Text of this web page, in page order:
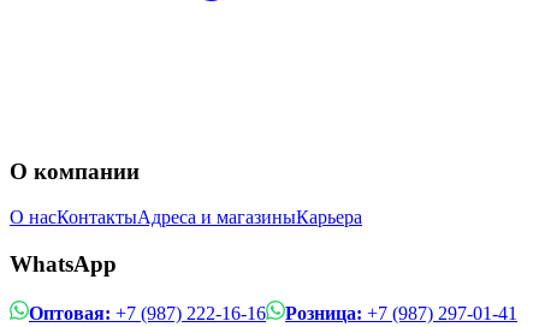
О компании
О насКонтактыАдреса и магазиныКарьера
WhatsApp
Оптовая: +7 (987) 222-16-16 Розница: +7 (987) 297-01-41